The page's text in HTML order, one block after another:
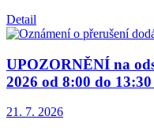
Detail
UPOZORNĚNÍ na
2026 od 8:00 do
21. 7. 2026